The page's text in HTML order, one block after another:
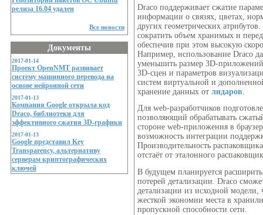
релиза 16.04 удален
Все новости
Документы
2017-01-14
Проект OpenNMT развивает
систему машинного перевода на
основе нейронной сети
2017-01-13
Компания Google открыла код
Draco, библиотеки для
эффективного сжатия 3D-графики
2017-01-13
Google представил Key
Transparency, альтернативу
серверам криптографических
ключей
Draco поддерживает сжатие
информации о связях, цветах,
других геометрических
сократить объем хранимых и
обеспечив при этом высокую
Например, использование Draco
уменьшить размер 3D-приложений
3D-сцен и параметров
систем виртуальной и
хранение данных от лидаров
Для web-разработчиков
позволяющий обрабатывать
стороне web-приложения в
возможность интеграции
Производительность
отстаёт от эталонного
В будущем планируется
потерей детализации. Draco
детализации из исходной модели,
жесткой экономии места в
пропускной способности сети.